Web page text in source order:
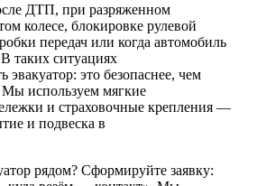
ДТП, при разряженном
колесе, блокировке рулевой
передач или когда автомобиль
таких ситуациях
эвакуатор: это безопаснее, чем
Мы используем мягкие
и страховочные крепления —
и подвеска в
рядом? Сформируйте заявку: